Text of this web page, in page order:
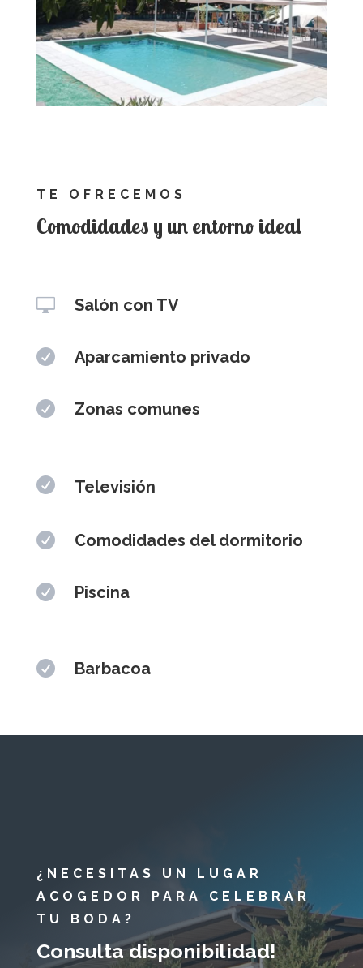
TE OFRECEMOS
Comodidades y un entorno ideal
 Salón con TV
 Aparcamiento privado
 Zonas comunes
 Televisión
 Comodidades del dormitorio
 Piscina
 Barbacoa
¿NECESITAS UN LUGAR
ACOGEDOR PARA CELEBRAR
TU BODA?
Consulta disponibilidad!